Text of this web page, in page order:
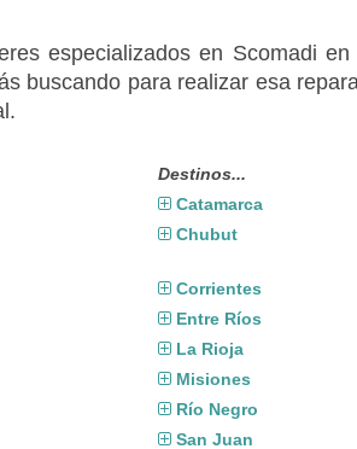
especializados en Scomadi
buscando para realizar esa
Destinos...
Catamarca
Chubut
Corrientes
Entre Ríos
La Rioja
Misiones
Río Negro
San Juan